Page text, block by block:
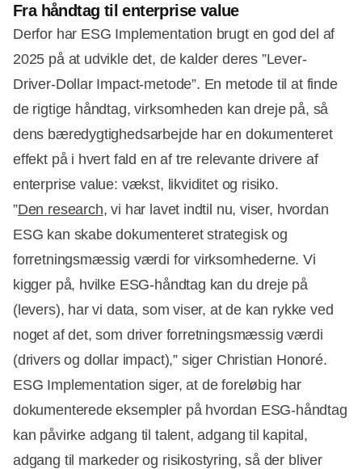
Fra håndtag til enterprise value
Derfor har ESG Implementation brugt en god del af
2025 på at udvikle det, de kalder deres ”Lever-
Driver-Dollar Impact-metode”. En metode til at finde
de rigtige håndtag, virksomheden kan dreje på, så
dens bæredygtighedsarbejde har en dokumenteret
effekt på i hvert fald en af tre relevante drivere af
enterprise value: vækst, likviditet og risiko.
”Den research, vi har lavet indtil nu, viser, hvordan
ESG kan skabe dokumenteret strategisk og
forretningsmæssig værdi for virksomhederne. Vi
kigger på, hvilke ESG-håndtag kan du dreje på
(levers), har vi data, som viser, at de kan rykke ved
noget af det, som driver forretningsmæssig værdi
(drivers og dollar impact),” siger Christian Honoré.
ESG Implementation siger, at de foreløbig har
dokumenterede eksempler på hvordan ESG-håndtag
kan påvirke adgang til talent, adgang til kapital,
adgang til markeder og risikostyring, så der bliver